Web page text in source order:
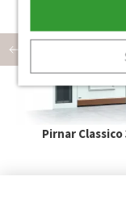
Pirnar Classico